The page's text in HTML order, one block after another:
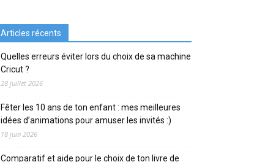
Articles récents
Quelles erreurs éviter lors du choix de sa machine
Cricut ?
28 juillet 2026
Fêter les 10 ans de ton enfant : mes meilleures
idées d’animations pour amuser les invités :)
18 juin 2026
Comparatif et aide pour le choix de ton livre de